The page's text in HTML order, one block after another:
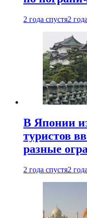
2 года спустя2
В Японии
туристов
разные
2 года спустя2